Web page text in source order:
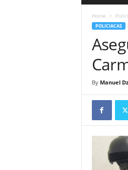
Home
POLICIACAS
By Manuel